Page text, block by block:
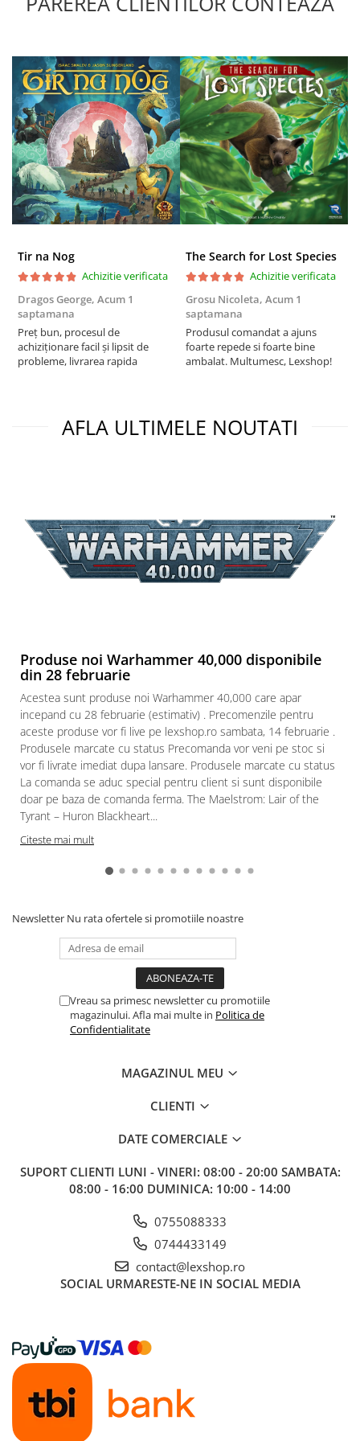
4D Cityscape Time Puzzle
Puzzle 180 piese
Puzzle 12 piese
Educative
Puzzle 300 piese
Puzzle
Puzzle 70 piese
Puzzle cu 100 piese
Puzzle cu 200 piese
Puzzle XXL
Puzzle 2 in 1
Puzzle 1000 piese panorama
Puzzle 3D
Puzzle 150 piese
Puzzle 24 piese
Puzzle-uri metalice si logice
Puzzle 3 in 1
Warhammer
Warhammer 40K
Age of Sigmar
Paints & Tools
Starter Sets
Books and Codex
Accesorii
Figurine
Star Wars figurine
Marvel Univers
Figurine diverse
DC Univers
Dragon Ball
Figurine NECA
Premium
Board games
Harti
Teren
Tir na Nog
Achizitie verificata
Dragos George, Acum 1
saptamana
Preț bun, procesul de
achiziționare facil și lipsit de
probleme, livrarea rapida
The Search for Lost Species
Achizitie verificata
Grosu Nicoleta, Acum 1
saptamana
Produsul comandat a ajuns
foarte repede si foarte bine
ambalat. Multumesc, Lexshop!
AFLA ULTIMELE NOUTATI
Produse noi Warhammer 40,000 disponibile
din 28 februarie
Acestea sunt produse noi Warhammer 40,000 care apar
incepand cu 28 februarie (estimativ) . Precomenzile pentru
aceste produse vor fi live pe lexshop.ro sambata, 14 februarie .
Produsele marcate cu status Precomanda vor veni pe stoc si
vor fi livrate imediat dupa lansare. Produsele marcate cu status
La comanda se aduc special pentru client si sunt disponibile
doar pe baza de comanda ferma. The Maelstrom: Lair of the
Tyrant – Huron Blackheart...
Citeste mai mult
Newsletter Nu rata ofertele si promotiile noastre
Vreau sa primesc newsletter cu promotiile
magazinului. Afla mai multe in Politica de
Confidentialitate
MAGAZINUL MEU
CLIENTI
DATE COMERCIALE
SUPORT CLIENTI LUNI - VINERI: 08:00 - 20:00 SAMBATA:
08:00 - 16:00 DUMINICA: 10:00 - 14:00
0755088333
0744433149
contact@lexshop.ro
SOCIAL URMARESTE-NE IN SOCIAL MEDIA